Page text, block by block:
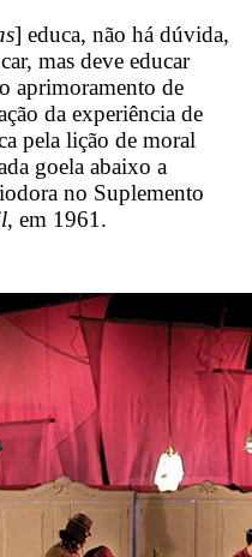
] educa, não há dúvida,
mas deve educar
aprimoramento de
da experiência de
pela lição de moral
goela abaixo a
no Suplemento
, em 1961.